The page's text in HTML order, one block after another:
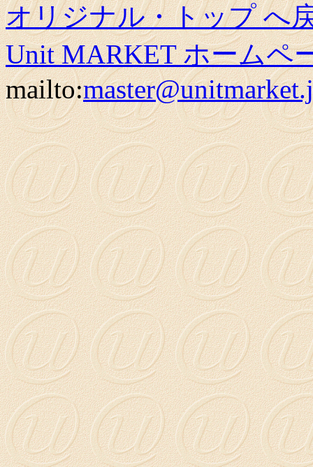
オリジナル・トップ へ
Unit MARKET ホームペ
mailto: